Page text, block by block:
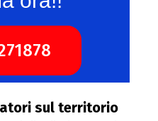
sul territorio